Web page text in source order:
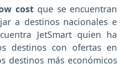
cost que se encuentran
a destinos nacionales e
JetSmart quien ha
destinos con ofertas en
destinos más económicos